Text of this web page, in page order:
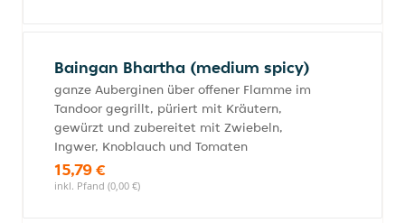
Baingan Bhartha (medium spicy)
ganze Auberginen über offener Flamme im
Tandoor gegrillt, püriert mit Kräutern,
gewürzt und zubereitet mit Zwiebeln,
Ingwer, Knoblauch und Tomaten
15,79 €
inkl. Pfand (0,00 €)